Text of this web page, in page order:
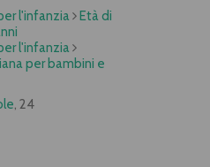
l'infanzia
Età di
l'infanzia
per bambini e
, 24